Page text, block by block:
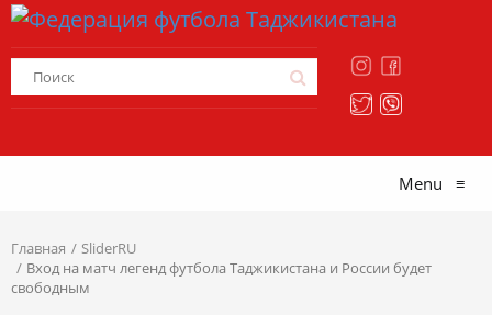
Menu ≡
Главная
SliderRU
Вход на матч легенд футбола Таджикистана и России будет
свободным